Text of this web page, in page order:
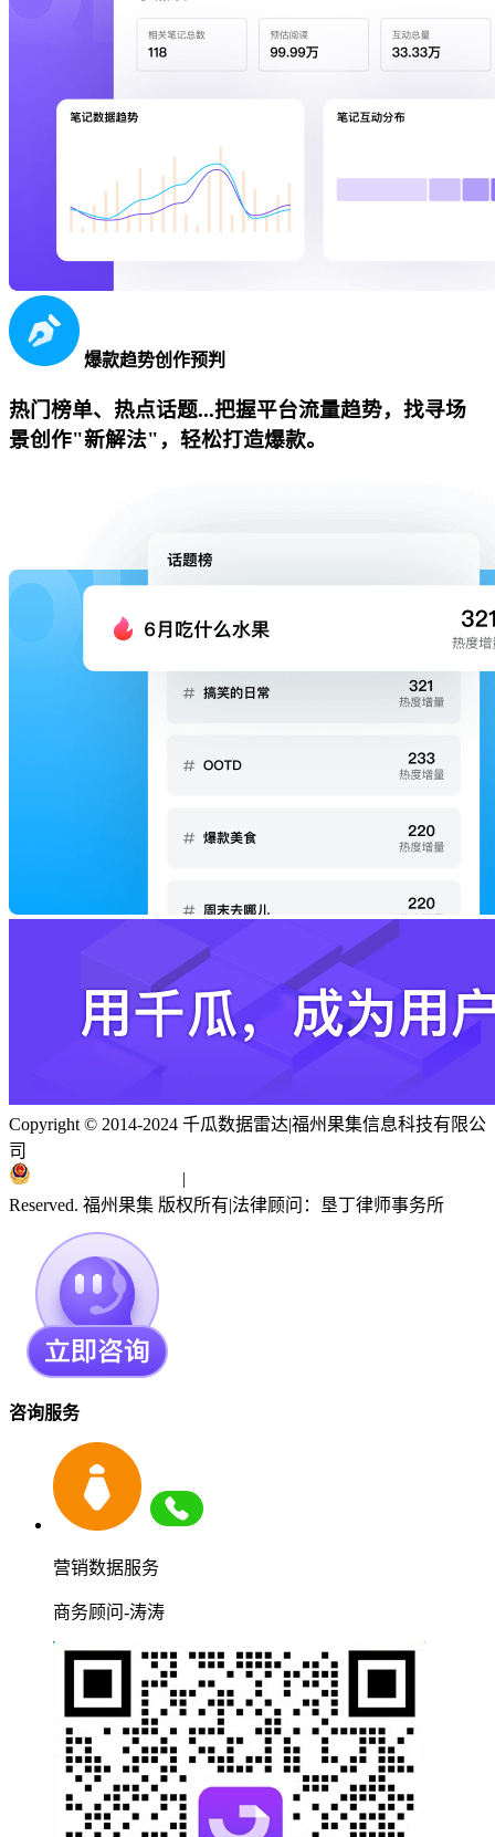
爆款趋势创作预判
热门榜单、热点话题...把握平台流量趋势，找寻场
景创作"新解法"，轻松打造爆款。
Copyright © 2014-2024 千瓜数据雷达|福州果集信息科技有限公
司
|
Reserved. 福州果集 版权所有|法律顾问：垦丁律师事务所
咨询服务
营销数据服务
商务顾问-涛涛